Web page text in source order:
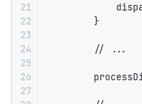
21
22
23
24
25
26
27
        }
        // ...